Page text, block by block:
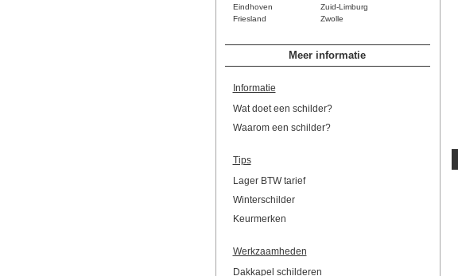
Eindhoven
Zuid-Limburg
Friesland
Zwolle
Meer informatie
Informatie
Wat doet een schilder?
Waarom een schilder?
Tips
Lager BTW tarief
Winterschilder
Keurmerken
Werkzaamheden
Dakkapel schilderen